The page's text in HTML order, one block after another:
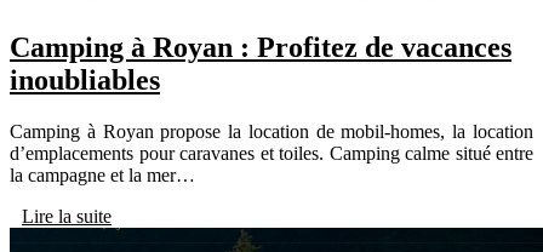
Camping à Royan : Profitez de vacances
inoubliables
Camping à Royan propose la location de mobil-homes, la location
d’emplacements pour caravanes et toiles. Camping calme situé entre
la campagne et la mer…
Lire la suite